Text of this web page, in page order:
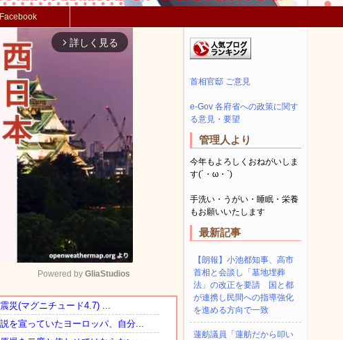
Facebook
arrow_forward_ios 詳しく見る
Mute
Powered by GliaStudios
首相官邸 ご意見
e-Gov 各府省への政策に関す
る意見・要望
管理人より
今年もよろしくおねがいしま
す(´・ω・`)
手洗い・うがい・睡眠・栄養
もお願いいたします
最新記事
【朗報】小池都知事、高市
首相と会談し「墓地埋葬
法」の改正を要請 国と都
が連携し民間への指導強化
を進める方向で一致
蓮舫議員「蓮舫だから叩い